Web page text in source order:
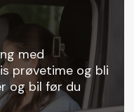
med
prøvetime og bli
og bil før du